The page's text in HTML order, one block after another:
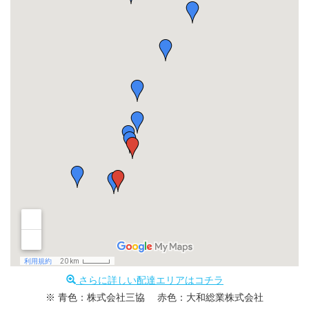
さらに詳しい配達エリアはコチラ
※ 青色：株式会社三協 赤色：大和総業株式会社